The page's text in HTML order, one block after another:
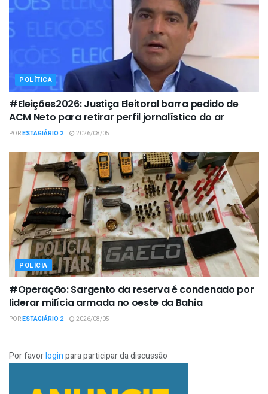
POLÍTICA
#Eleições2026: Justiça Eleitoral barra pedido de
ACM Neto para retirar perfil jornalístico do ar
PORESTAGIÁRIO 2 2026/08/05
POLÍCIA
#Operação: Sargento da reserva é condenado por
liderar milícia armada no oeste da Bahia
PORESTAGIÁRIO 2 2026/08/05
Por favorloginpara participar da discussão